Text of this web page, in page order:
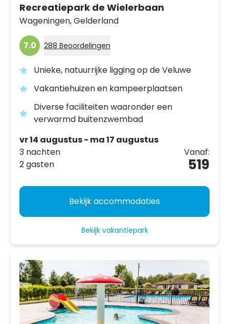
Recreatiepark de Wielerbaan
Wageningen,Gelderland
7.0 288 Beoordelingen
Unieke, natuurrijke ligging op de Veluwe
Vakantiehuizen en kampeerplaatsen
Diverse faciliteiten waaronder een
verwarmd buitenzwembad
vr 14 augustus - ma 17 augustus
3 nachten
2 gasten
Vanaf:
519
Bekijk accommodaties
Bekijk vakantiepark